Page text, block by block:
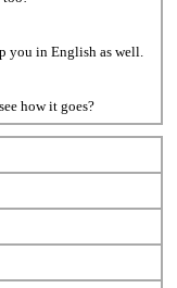
you in English as well.
how it goes?